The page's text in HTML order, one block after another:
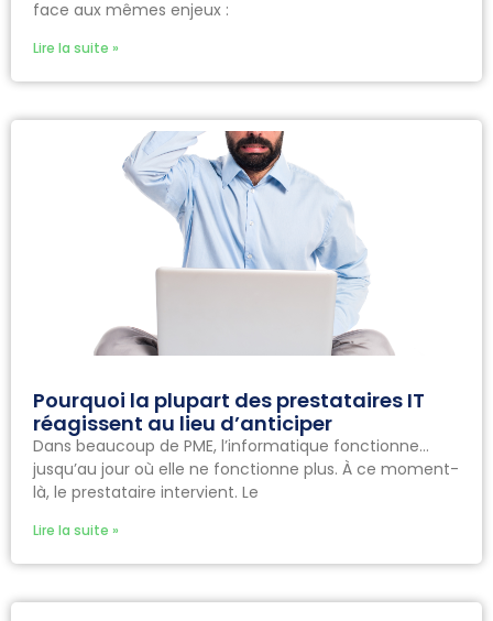
face aux mêmes enjeux :
Lire la suite »
Pourquoi la plupart des prestataires IT
réagissent au lieu d’anticiper
Dans beaucoup de PME, l’informatique fonctionne…
jusqu’au jour où elle ne fonctionne plus. À ce moment-
là, le prestataire intervient. Le
Lire la suite »